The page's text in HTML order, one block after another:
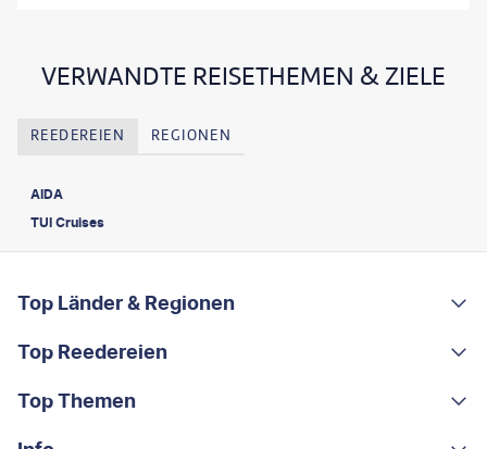
VERWANDTE REISETHEMEN & ZIELE
REEDEREIEN REGIONEN
AIDA
TUI Cruises
Footer navigation
Top Länder & Regionen
Portugal
Albanien
Griechenland
Top Reedereien
AIDA
Top Themen